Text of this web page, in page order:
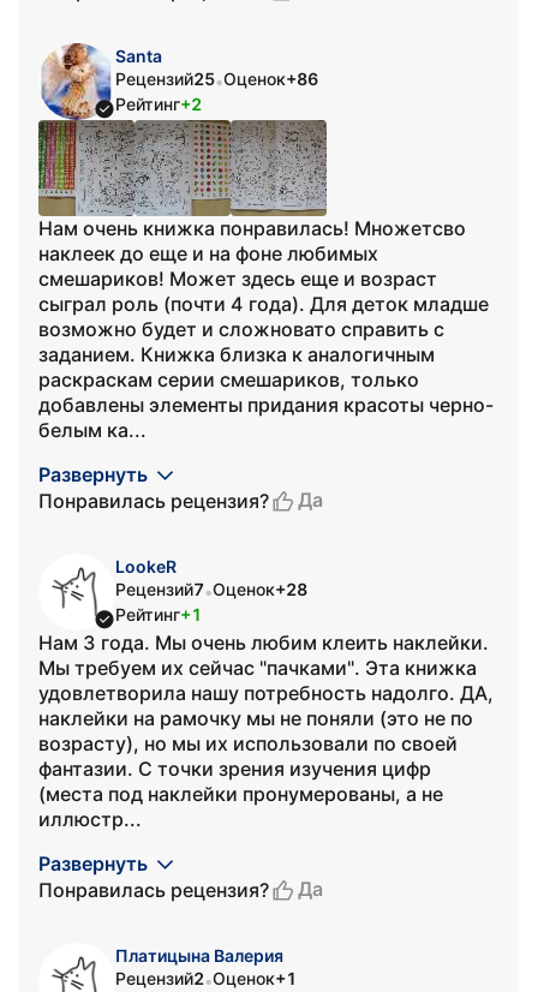
Santa
Рецензий25•Оценок+86
Рейтинг+2
Нам очень книжка понравилась! Множетсво
наклеек до еще и на фоне любимых
смешариков! Может здесь еще и возраст
сыграл роль (почти 4 года). Для деток младше
возможно будет и сложновато справить с
заданием. Книжка близка к аналогичным
раскраскам серии смешариков, только
добавлены элементы придания красоты черно-
белым ка...
Развернуть
Понравилась рецензия?
Да
LookeR
Рецензий7•Оценок+28
Рейтинг+1
Нам 3 года. Мы очень любим клеить наклейки.
Мы требуем их сейчас "пачками". Эта книжка
удовлетворила нашу потребность надолго. ДА,
наклейки на рамочку мы не поняли (это не по
возрасту), но мы их использовали по своей
фантазии. С точки зрения изучения цифр
(места под наклейки пронумерованы, а не
иллюстр...
Развернуть
Понравилась рецензия?
Да
Платицына Валерия
Рецензий2•Оценок+1